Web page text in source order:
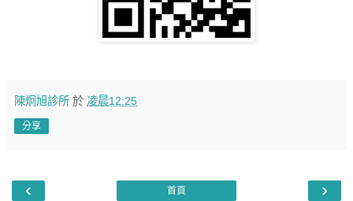
陳炯旭診所 於 凌晨12:25
分享
‹ ›
首頁